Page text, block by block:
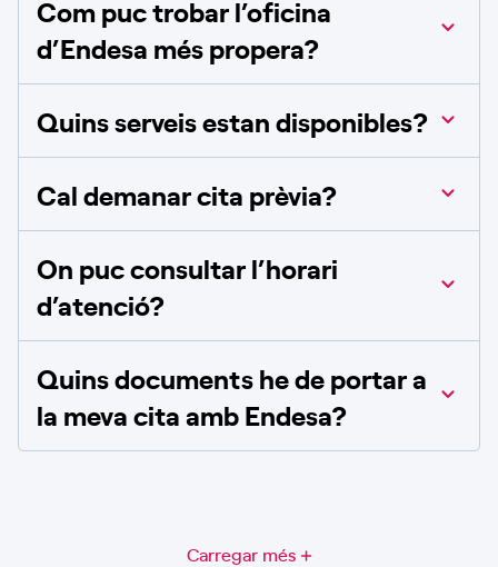
Com puc trobar l’oficina
d’Endesa més propera?
Quins serveis estan disponibles?
Cal demanar cita prèvia?
On puc consultar l’horari
d’atenció?
Quins documents he de portar a
la meva cita amb Endesa?
Carregar més